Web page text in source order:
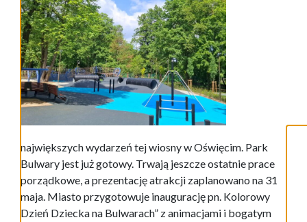
największych wydarzeń tej wiosny w Oświęcim. Park
Bulwary jest już gotowy. Trwają jeszcze ostatnie prace
porządkowe, a prezentację atrakcji zaplanowano na 31
maja. Miasto przygotowuje inaugurację pn. Kolorowy
Dzień Dziecka na Bulwarach” z animacjami i bogatym